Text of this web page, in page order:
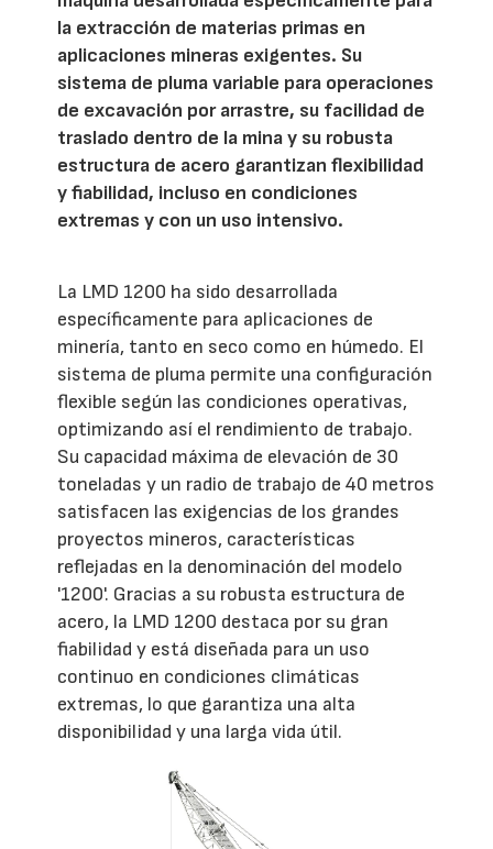
la extracción de materias primas en
aplicaciones mineras exigentes. Su
sistema de pluma variable para operaciones
de excavación por arrastre, su facilidad de
traslado dentro de la mina y su robusta
estructura de acero garantizan flexibilidad
y fiabilidad, incluso en condiciones
extremas y con un uso intensivo.
La LMD 1200 ha sido desarrollada
específicamente para aplicaciones de
minería, tanto en seco como en húmedo. El
sistema de pluma permite una configuración
flexible según las condiciones operativas,
optimizando así el rendimiento de trabajo.
Su capacidad máxima de elevación de 30
toneladas y un radio de trabajo de 40 metros
satisfacen las exigencias de los grandes
proyectos mineros, características
reflejadas en la denominación del modelo
'1200'. Gracias a su robusta estructura de
acero, la LMD 1200 destaca por su gran
fiabilidad y está diseñada para un uso
continuo en condiciones climáticas
extremas, lo que garantiza una alta
disponibilidad y una larga vida útil.